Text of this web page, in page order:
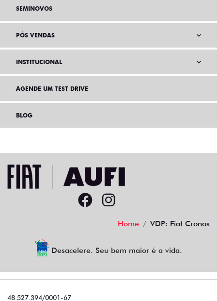
SEMINOVOS
PÓS VENDAS
INSTITUCIONAL
AGENDE UM TEST DRIVE
BLOG
Home VDP: Fiat Cronos
Desacelere. Seu bem maior é a vida.
48.527.394/0001-67